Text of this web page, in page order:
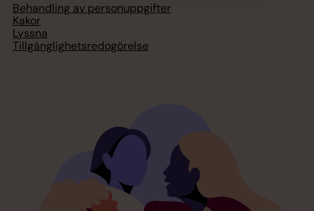
Behandling av personuppgifter
Kakor
Lyssna
Tillgänglighetsredogörelse